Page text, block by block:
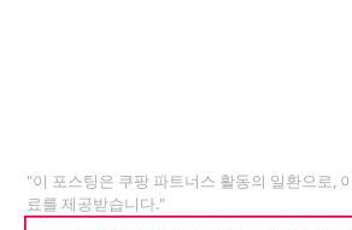
"이 포스팅은 쿠팡 파트너스 활동의 일환으로,
료를 제공받습니다."